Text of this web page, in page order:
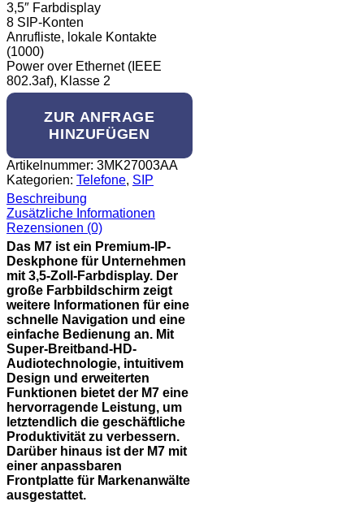
3,5″ Farbdisplay
8 SIP-Konten
Anrufliste, lokale Kontakte
(1000)
Power over Ethernet (IEEE
802.3af), Klasse 2
ZUR ANFRAGE
HINZUFÜGEN
Artikelnummer: 3MK27003AA
Kategorien: Telefone, SIP
Beschreibung
Zusätzliche Informationen
Rezensionen (0)
Das M7 ist ein Premium-IP-
Deskphone für Unternehmen
mit 3,5-Zoll-Farbdisplay. Der
große Farbbildschirm zeigt
weitere Informationen für eine
schnelle Navigation und eine
einfache Bedienung an. Mit
Super-Breitband-HD-
Audiotechnologie, intuitivem
Design und erweiterten
Funktionen bietet der M7 eine
hervorragende Leistung, um
letztendlich die geschäftliche
Produktivität zu verbessern.
Darüber hinaus ist der M7 mit
einer anpassbaren
Frontplatte für Markenanwälte
ausgestattet.